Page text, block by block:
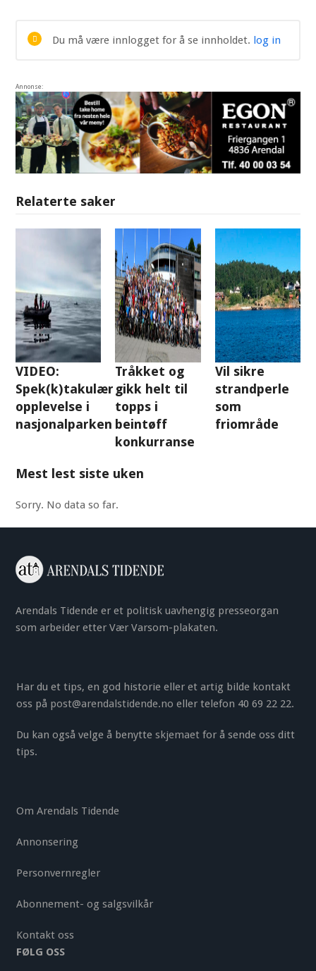
Du må være innlogget for å se innholdet. log in
Annonse:
Relaterte saker
VIDEO:
Spek(k)takulær
opplevelse i
nasjonalparken
Tråkket og
gikk helt til
topps i
beintøff
konkurranse
Vil sikre
strandperle
som
friområde
Mest lest siste uken
Sorry. No data so far.
Arendals Tidende er et politisk uavhengig presseorgan
som arbeider etter Vær Varsom-plakaten.
Har du et tips, en god historie eller et artig bilde kontakt
oss på post@arendalstidende.no eller telefon 40 69 22 22.
Du kan også velge å benytte skjemaet for å sende oss ditt
tips.
Om Arendals Tidende
Annonsering
Personvernregler
Abonnement- og salgsvilkår
Kontakt oss
FØLG OSS